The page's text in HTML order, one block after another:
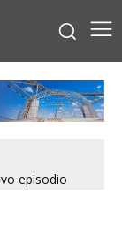
episodio